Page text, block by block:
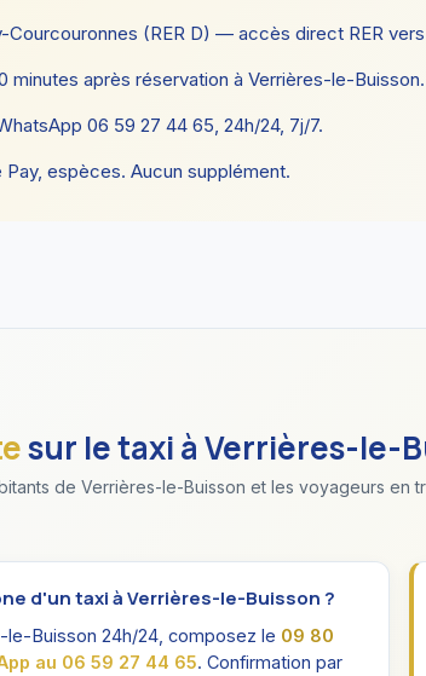
Courcouronnes (RER D) — accès direct RER vers
minutes après réservation à Verrières-le-Buisson.
06 59 27 44 65, 24h/24, 7j/7.
Pay, espèces. Aucun supplément.
sur le taxi à Verrières-le-
de Verrières-le-Buisson et les voyageurs en
d'un taxi à Verrières-le-Buisson ?
le-Buisson 24h/24, composez le 09 80
au 06 59 27 44 65. Confirmation par